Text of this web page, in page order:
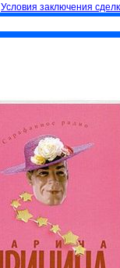
Условия заключения